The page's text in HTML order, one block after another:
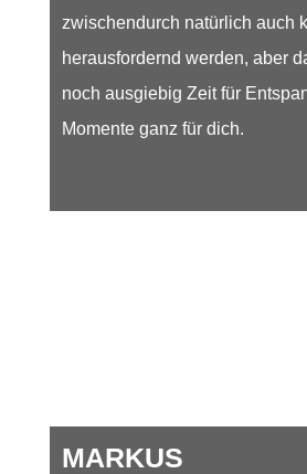
zwischendurch natürlich auch
herausfordernd werden, aber
noch ausgiebig Zeit für
Momente ganz für dich.
MARKUS